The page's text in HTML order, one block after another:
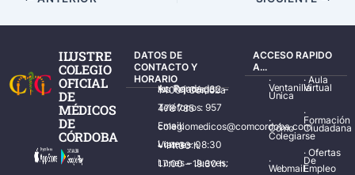
ILUSTRE
COLEGIO
OFICIAL
DE
MÉDICOS
DE
CÓRDOBA
DATOS DE
CONTACTO Y
HORARIO
Av. Ronda de los Tejares, 32 – 14001 Córdoba
Teléfonos: 957 478 785
Email: colegiomedicos@comcordoba.com
Lunes – Viernes: 08:30 – 14:30 h.
Lunes – Jueves: 17:00 – 19:30 h.
ACCESO RAPIDO
A...
·
Ventanilla
Única
·
Cómo
Colegiarse
·
Webmail
·Aula
Virtual
·
Formación
Ciudadana
·Ofertas
De
Empleo